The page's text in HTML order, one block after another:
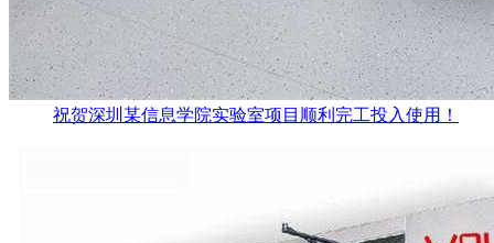
祝贺深圳某信息学院实验室项目顺利完工投入使用！